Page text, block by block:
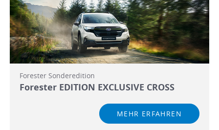
Forester Sonderedition
Forester EDITION EXCLUSIVE CROSS
MEHR ERFAHREN